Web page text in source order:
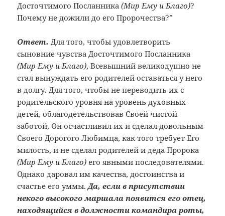
Досточтимого Посланника(Мир Ему и Благо)?
Почему не дожили до его Пророчества?”
Ответ. Для того, чтобы удовлетворить
сыновние чувства Досточтимого Посланника
(Мир Ему и Благо), Всевышний великодушно не
стал вынуждать его родителей оставаться у него
в долгу. Для того, чтобы не переводить их с
родительского уровня на уровень духовных
детей, облагодетельствовав Своей чистой
заботой, Он осчастливил их и сделал довольным
Своего Дорогого Любимца, как того требует Его
милость, и не сделал родителей и деда Пророка
(Мир Ему и Благо) его явными последователями.
Однако даровал им качества, достоинства и
счастье его уммы.Да, если в присутствии
некого высокого маршала появится его отец,
находящийся в должности командира роты,